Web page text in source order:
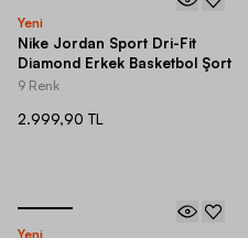
Yeni
Nike Jordan Sport Dri-Fit
Diamond Erkek Basketbol Şort
9 Renk
2.999,90 TL
Yeni